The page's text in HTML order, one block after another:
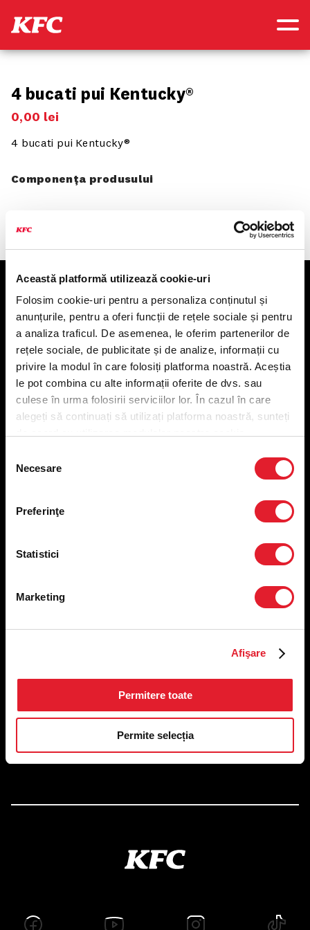
Această platformă utilizează cookie-uri
Folosim cookie-uri pentru a personaliza conținutul și
anunțurile, pentru a oferi funcții de rețele sociale și pentru
a analiza traficul. De asemenea, le oferim partenerilor de
rețele sociale, de publicitate și de analize, informații cu
privire la modul în care folosiți platforma noastră. Aceștia
le pot combina cu alte informații oferite de dvs. sau
culese în urma folosirii serviciilor lor. În cazul în care
alegeți să continuați să utilizați platforma noastră, sunteți
consimțământului
Necesare
Preferinţe
Statistici
Marketing
Afişare
Permitere toate
Permite selecția
4 bucati pui Kentucky®
0,00 lei
4 bucati pui Kentucky®
Componența produsului
KFC
Meniu livrare
Meniu ridicare
Nutriționale și Alergeni
Abonare Newsletter
Contact
Utile
Politica privind prelucrarea datelor
Condiții de desfășurare „Descarcă KFC APP”
Restaurante
CAMERA 5, Etaj 2
Autorizații și avize